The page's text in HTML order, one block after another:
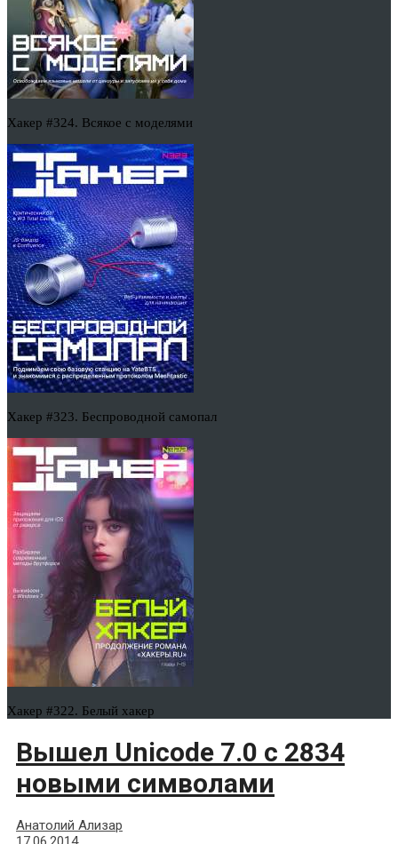
Хакер #324. Всякое с моделями
Хакер #323. Беспроводной самопал
Хакер #322. Белый хакер
Вышел Unicode 7.0 с 2834
новыми символами
Анатолий Ализар